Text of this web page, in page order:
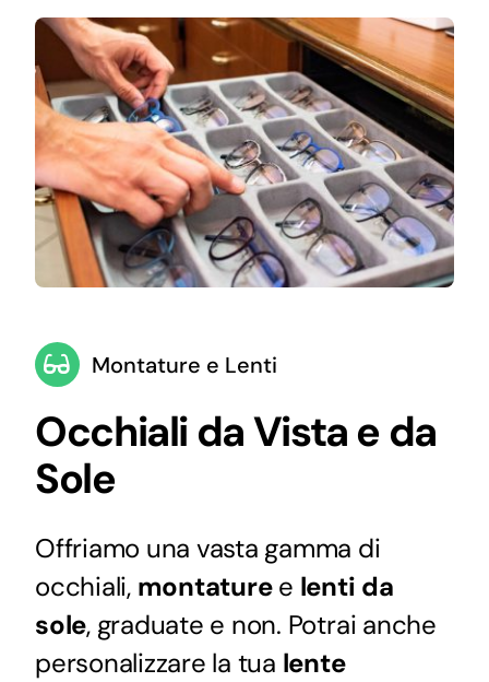
Montature e Lenti
Occhiali da Vista e da
Sole
Offriamo una vasta gamma di
occhiali, montaturee lenti da
sole, graduate e non. Potrai anche
personalizzare la tua lente